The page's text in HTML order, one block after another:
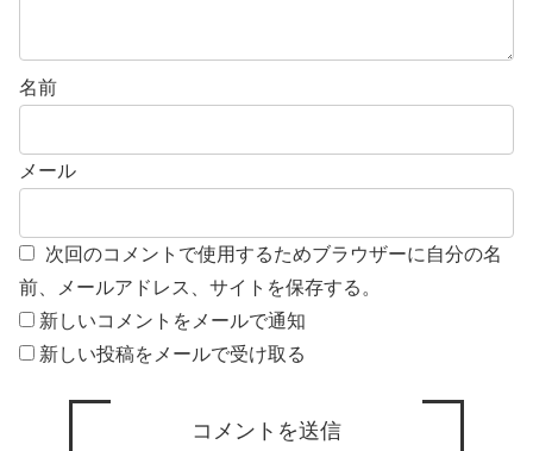
名前
メール
次回のコメントで使用するためブラウザーに自分の名
前、メールアドレス、サイトを保存する。
新しいコメントをメールで通知
新しい投稿をメールで受け取る